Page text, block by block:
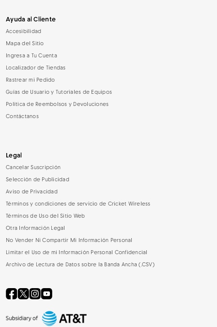
Ayuda al Cliente
Accesibilidad
Mapa del Sitio
Ingresa a Tu Cuenta
Localizador de Tiendas
Rastrear mi Pedido
Guías de Usuario y Tutoriales de Equipos
Política de Reembolsos y Devoluciones
Contáctanos
Legal
Cancelar Suscripción
Selección de Publicidad
Aviso de Privacidad
Términos y condiciones de servicio de Cricket Wireless
Términos de Uso del Sitio Web
Otra Información Legal
No Vender Ni Compartir Mi Información Personal
Limitar el Uso de mi Información Personal Confidencial
Archivo de Lectura de Datos sobre la Banda Ancha (.CSV)